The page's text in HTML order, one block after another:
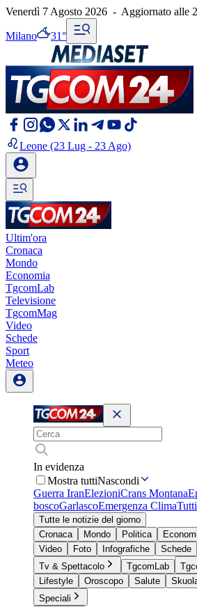
Venerdì 7 Agosto 2026 - Aggiornato alle
Milano 31°
Leone (23 Lug - 23 Ago)
Ultim'ora
Cronaca
Mondo
Economia
TgcomLab
Televisione
TgcomMag
Video
Schede
Sport
Meteo
In evidenza
Mostra tuttiNascondi
Guerra IranElezioniCrans Montana
boscoGarlascoEmergenza Clima
Tutte le notizie del giorno
Cronaca
Mondo Politica
Video
Foto Infografiche
Schede
Tv & Spettacolo
TgcomLab
Lifestyle
Oroscopo Salute
Speciali